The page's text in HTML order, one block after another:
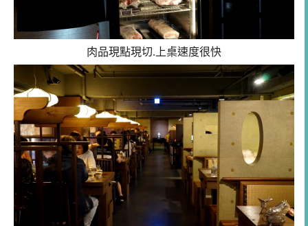
肉品現點現切.上桌速度很快